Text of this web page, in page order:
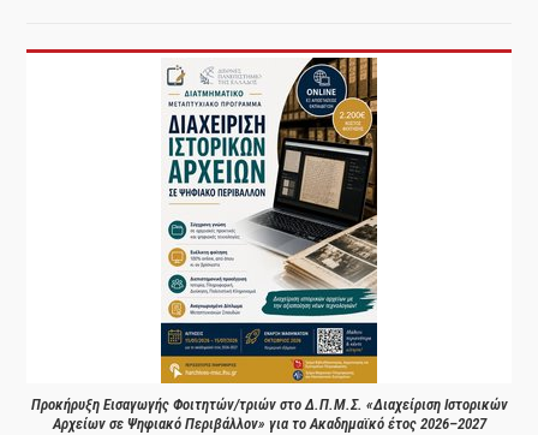
Προκήρυξη Εισαγωγής Φοιτητών/τριών στο Δ.Π.Μ.Σ. «Διαχείριση Ιστορικών
Αρχείων σε Ψηφιακό Περιβάλλον» για το Ακαδημαϊκό έτος 2026–2027